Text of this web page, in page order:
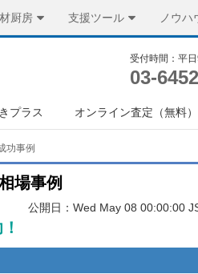
厨房 支援ツール ノウハ
受付時間：平
03-
プラス オンライン査定（無料）
功事例
場事例
公開日：Wed May 08 00:00:00